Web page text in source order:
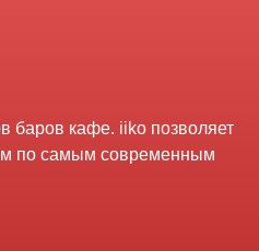
баров кафе. iiko позволяет
по самым современным